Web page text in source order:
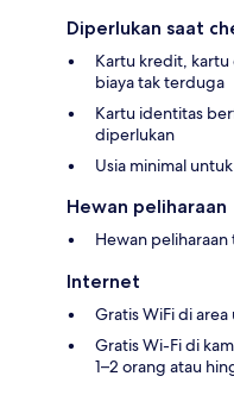
Diperlukan saat
Kartu kredit,
biaya tak terduga
Kartu identitas
diperlukan
Usia minimal
Hewan peliharaan
Hewan
Internet
Gratis WiFi di area
Gratis Wi-Fi di
1–2 orang atau